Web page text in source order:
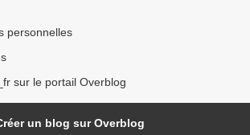
personnelles
sur le portail Overblog
un blog sur Overblog